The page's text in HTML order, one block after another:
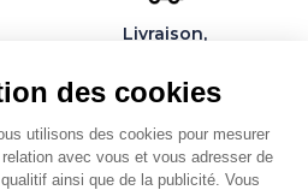
des cookies
utilisons des cookies pour mesurer
avec vous et vous adresser de
ainsi que de la publicité. Vous
Livraison,
montage par des
spécialistes